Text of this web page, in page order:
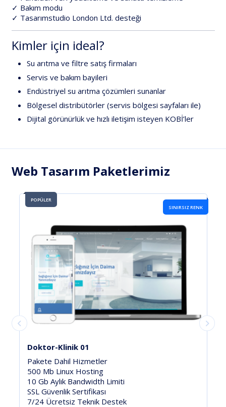
✓ Bakım modu
✓ Tasarımstudio London Ltd. desteği
Kimler için ideal?
Su arıtma ve filtre satış firmaları
Servis ve bakım bayileri
Endüstriyel su arıtma çözümleri sunanlar
Bölgesel distribütörler(servis bölgesi sayfaları ile)
Dijital görünürlük ve hızlı iletişim isteyen KOBİ’ler
Web Tasarım Paketlerimiz
POPÜLER
YENİ VE POPULER
İnşaat Gold 2025
Pakete Dahil Hizmetler
500 Mb Linux Hosting
5 Gb Aylık Bandwidth Limiti
7/24 Ücretsiz Teknik Destek
Tüm Hazır Sitelerimiz Alan Adı (Domain) Lisanslıdır